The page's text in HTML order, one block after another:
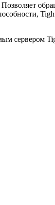
сервером